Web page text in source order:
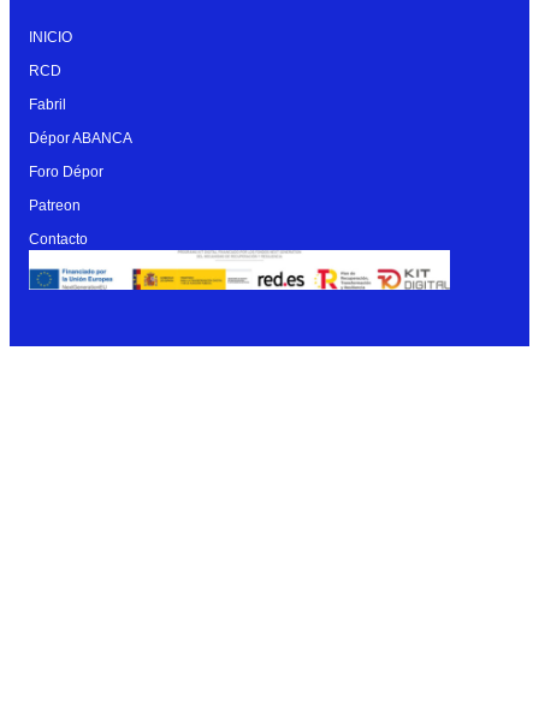
INICIO
RCD
Fabril
Dépor ABANCA
Foro Dépor
Patreon
Contacto